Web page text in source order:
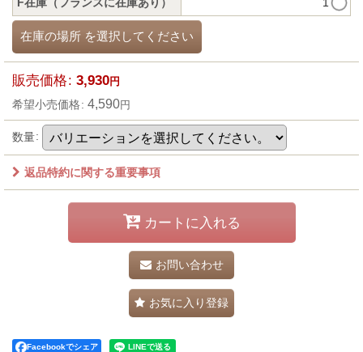
在庫の場所 を選択してください
販売価格: 3,930円
希望小売価格: 4,590円
数量:
返品特約に関する重要事項
カートに入れる
お問い合わせ
お気に入り登録
Facebookでシェア